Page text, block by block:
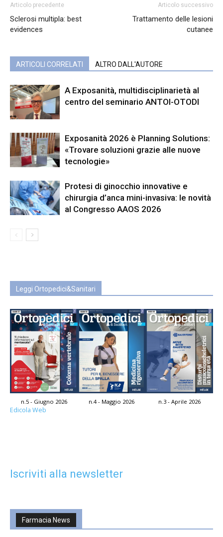
Articolo precedente
Sclerosi multipla: best
evidences
Articolo successivo
Trattamento delle lesioni
cutanee
ARTICOLI CORRELATI ALTRO DALL'AUTORE
A Exposanità, multidisciplinarietà al
centro del seminario ANTOI-OTODI
Exposanità 2026 è Planning Solutions:
«Trovare soluzioni grazie alle nuove
tecnologie»
Protesi di ginocchio innovative e
chirurgia d’anca mini-invasiva: le novità
al Congresso AAOS 2026
Leggi Ortopedici&Sanitari
n.5 - Giugno 2026 n.4 - Maggio 2026 n.3 - Aprile 2026
Edicola Web
Iscriviti alla newsletter
Farmacia News